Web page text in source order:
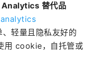
替代品
轻量且隐私友好的
用 cookie，自托管或